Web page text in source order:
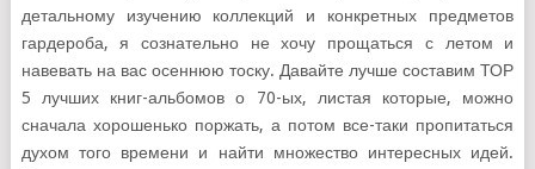
детальному изучению коллекций и конкретных предметов
гардероба, я сознательно не хочу прощаться с летом и
навевать на вас осеннюю тоску. Давайте лучше составим ТОР
5 лучших книг-альбомов о 70-ых, листая которые, можно
сначала хорошенько поржать, а потом все-таки пропитаться
духом того времени и найти множество интересных идей.